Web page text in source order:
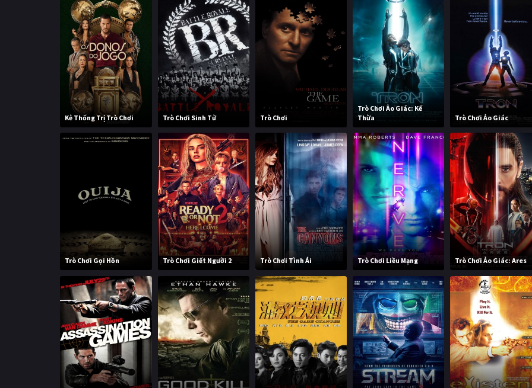
Kẻ Thống Trị Trò Chơi Trò Chơi Sinh Tử Trò Chơi
Trò Chơi Ảo Giác: Kế
Thừa
Trò Chơi Ảo Giác
Trò Chơi Gọi Hồn Trò Chơi Giết Người 2 Trò Chơi Tình Ái Trò Chơi Liều Mạng Trò Chơi Ảo Giác: Ares